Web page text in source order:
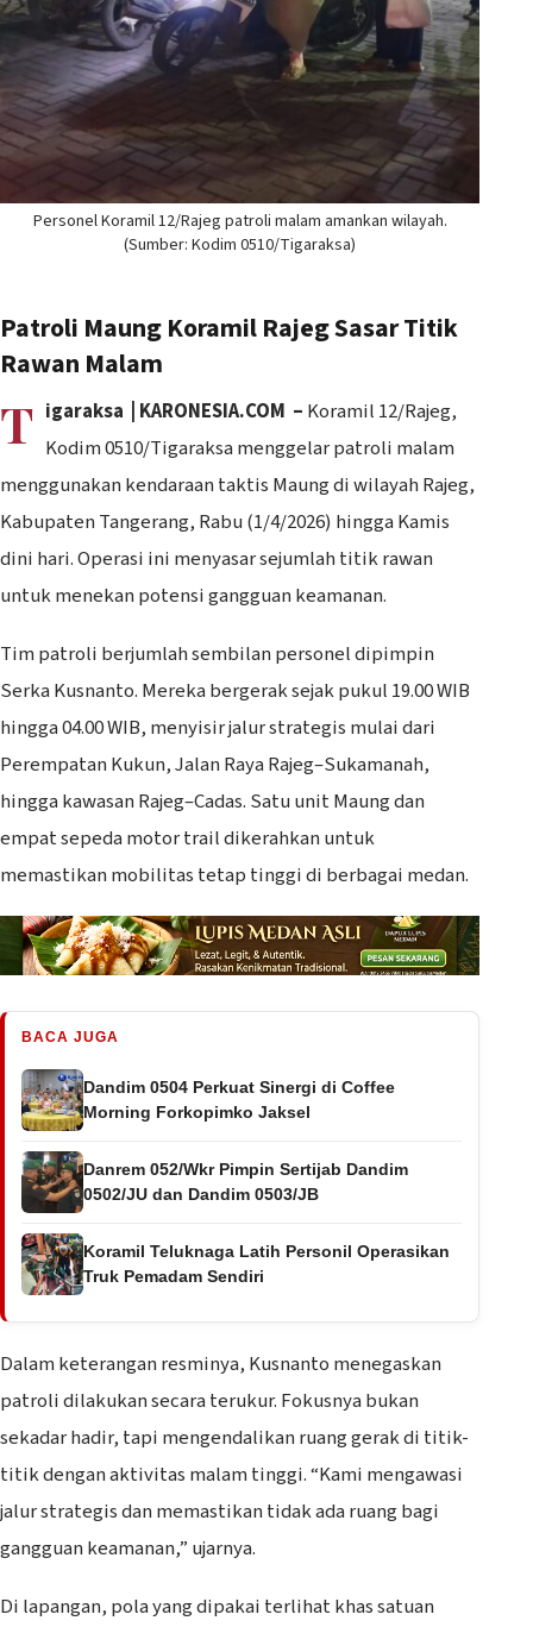
Personel Koramil 12/Rajeg patroli malam amankan wilayah.
(Sumber: Kodim 0510/Tigaraksa)
Patroli Maung Koramil Rajeg Sasar Titik
Rawan Malam
T igaraksa | KARONESIA.COM – Koramil 12/Rajeg,
Kodim 0510/Tigaraksa menggelar patroli malam
menggunakan kendaraan taktis Maung di wilayah Rajeg,
Kabupaten Tangerang, Rabu (1/4/2026) hingga Kamis
dini hari. Operasi ini menyasar sejumlah titik rawan
untuk menekan potensi gangguan keamanan.
Tim patroli berjumlah sembilan personel dipimpin
Serka Kusnanto. Mereka bergerak sejak pukul 19.00 WIB
hingga 04.00 WIB, menyisir jalur strategis mulai dari
Perempatan Kukun, Jalan Raya Rajeg–Sukamanah,
hingga kawasan Rajeg–Cadas. Satu unit Maung dan
empat sepeda motor trail dikerahkan untuk
memastikan mobilitas tetap tinggi di berbagai medan.
BACA JUGA
Dandim 0504 Perkuat Sinergi di Coffee
Morning Forkopimko Jaksel
Danrem 052/Wkr Pimpin Sertijab Dandim
0502/JU dan Dandim 0503/JB
Koramil Teluknaga Latih Personil Operasikan
Truk Pemadam Sendiri
Dalam keterangan resminya, Kusnanto menegaskan
patroli dilakukan secara terukur. Fokusnya bukan
sekadar hadir, tapi mengendalikan ruang gerak di titik-
titik dengan aktivitas malam tinggi. “Kami mengawasi
jalur strategis dan memastikan tidak ada ruang bagi
gangguan keamanan,” ujarnya.
Di lapangan, pola yang dipakai terlihat khas satuan